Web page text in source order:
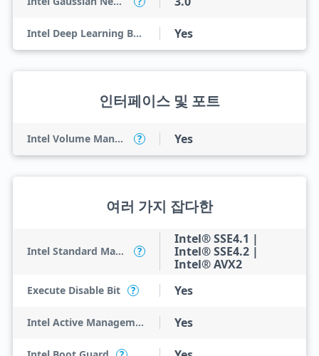
Intel Deep Learning Boost (Intel DL Boost) Yes
인터페이스 및 포트
Intel Volume Management Device (VMD) ? Yes
여러 가지 잡다한
Intel Standard Manageability (ISM) ?
Intel® SSE4.1 |
Intel® SSE4.2 |
Intel® AVX2
Execute Disable Bit ? Yes
Intel Active Management Technology (AMT) Yes